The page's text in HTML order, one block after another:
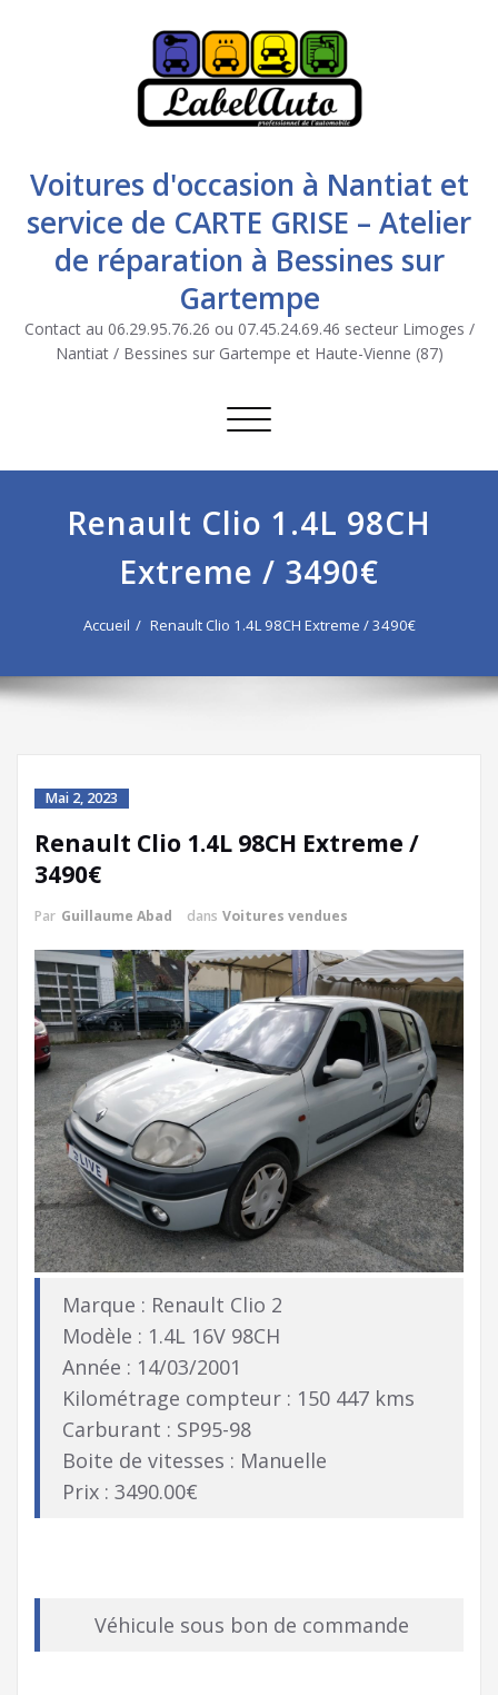
Voitures d'occasion à Nantiat et
service de CARTE GRISE – Atelier
de réparation à Bessines sur
Gartempe
Contact au 06.29.95.76.26 ou 07.45.24.69.46 secteur Limoges /
Nantiat / Bessines sur Gartempe et Haute-Vienne (87)
Afficher/masquer la navigation
Renault Clio 1.4L 98CH
Extreme / 3490€
Accueil Renault Clio 1.4L 98CH Extreme / 3490€
Mai 2, 2023
Renault Clio 1.4L 98CH Extreme /
3490€
Par Guillaume Abad dans Voitures vendues
Marque : Renault Clio 2
Modèle : 1.4L 16V 98CH
Année : 14/03/2001
Kilométrage compteur : 150 447 kms
Carburant : SP95-98
Boite de vitesses : Manuelle
Prix : 3490.00€
Véhicule sous bon de commande